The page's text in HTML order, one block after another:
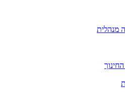
מנהלית